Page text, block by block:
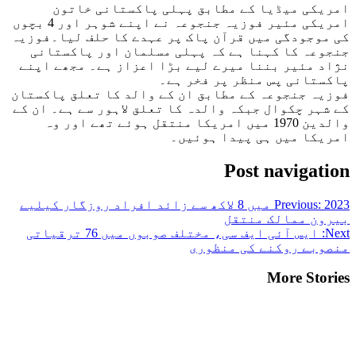
امریکی میڈیا کے مطابق پہلی پاکستانی خاتون
امریکی مئیر فوزیہ جنجوعہ نے اپنے شوہر اور 4 بچوں
کی موجودگی میں قرآن پاک پر عہدے کا حلف لیا۔فوزیہ
جنجوعہ کا کہنا ہے کہ پہلی مسلمان اور پاکستانی
نژاد مئیر بننا میرے لیے بڑا اعزاز ہے۔ مجھے اپنے
پاکستانی پس منظر پر فخر ہے۔
فوزیہ جنجوعہ کے مطابق ان کے والد کا تعلق پاکستان
کے شہر چکوال جبکہ والدہ کا تعلق لاہور سے ہے۔ ان کے
والدین 1970 میں امریکا منتقل ہوئے تھے اور وہ
امریکا میں ہی پیدا ہوئیں۔
Post navigation
Previous:
2023 میں 8 لاکھ سے زائد افراد روزگار کیلیے
بیرون ممالک منتقل
Next:
ایس آئی ایف سی، مختلف صوبوں میں 76 ترقیاتی
منصوبے روکنے کی منظوری
More Stories